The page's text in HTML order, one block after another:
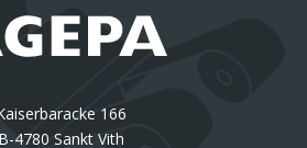
166
B-4780 Sankt Vith